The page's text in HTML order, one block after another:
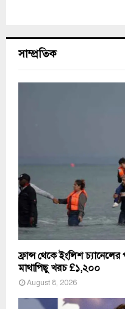
সাম্প্রতিক
ফ্রান্স থেকে ইংলিশ
মাথাপিছু খরচ £১,২০০
August 8, 2026